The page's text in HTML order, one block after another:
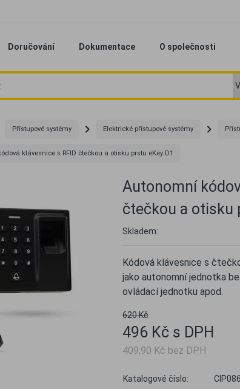
Doručování Dokumentace O společnosti
Přístupové systémy Elektrické přístupové systémy
klávesnice s RFID čtečkou a otisku prstu eKey D1
Autonomní
čtečkou a otisku
Skladem:
Kódová klávesnice s
jako autonomní jednotka
ovládací jednotku apod.
620 Kč
496 Kč s DPH
409,90 Kč bez DPH
Katalogové číslo:
CIP086